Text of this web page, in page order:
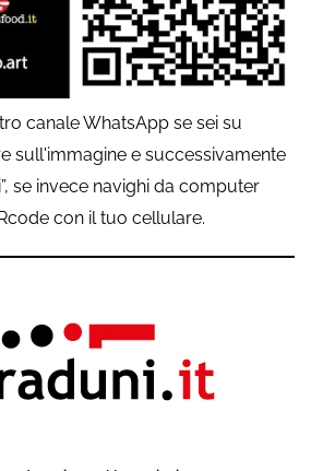
canale WhatsApp se sei su
sull'immagine e successivamente
se invece navighi da computer
con il tuo cellulare.